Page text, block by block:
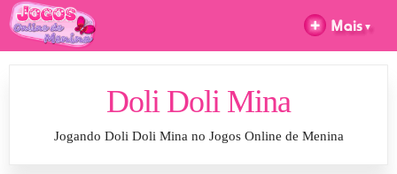
Doli Doli Mina
Jogando Doli Doli Mina no Jogos Online de Menina